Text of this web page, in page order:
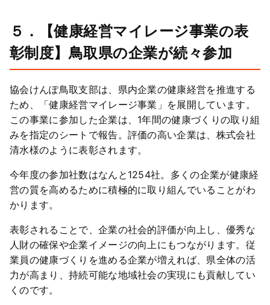
５．【健康経営マイレージ事業の表
彰制度】鳥取県の企業が続々参加
協会けんぽ鳥取支部は、県内企業の健康経営を推進する
ため、「健康経営マイレージ事業」を展開しています。
この事業に参加した企業は、1年間の健康づくりの取り組
みを指定のシートで報告。評価の高い企業は、株式会社
清水様のように表彰されます。
今年度の参加社数はなんと1254社。多くの企業が健康経
営の質を高めるために積極的に取り組んでいることがわ
かります。
表彰されることで、企業の社会的評価が向上し、優秀な
人財の確保や企業イメージの向上にもつながります。従
業員の健康づくりを進める企業が増えれば、県全体の活
力が高まり、持続可能な地域社会の実現にも貢献してい
くのです。